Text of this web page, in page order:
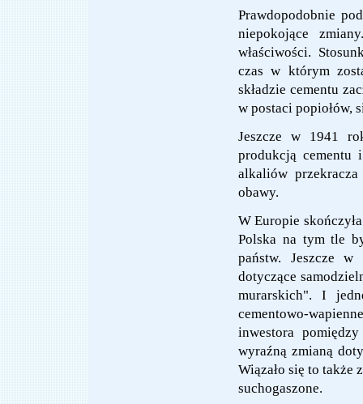
Prawdopodobnie
niepokojące
właściwości.
czas w którym
składzie cementu
w postaci popiołów,
Jeszcze w 1941
produkcją cementu
alkaliów
obawy.
W Europie
Polska na tym tle
państw. Jeszcze
dotyczące
murarskich". I
cementowo-
inwestora
wyraźną zmianą
Wiązało się to także
suchogaszone.